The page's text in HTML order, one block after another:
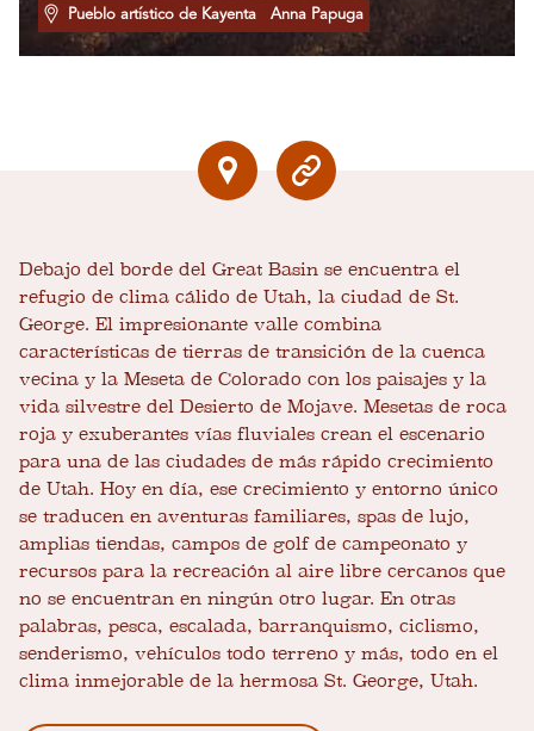
Pueblo artístico de Kayenta Anna Papuga
Debajo del borde del Great Basin se encuentra el
refugio de clima cálido de Utah, la ciudad de St.
George. El impresionante valle combina
características de tierras de transición de la cuenca
vecina y la Meseta de Colorado con los paisajes y la
vida silvestre del Desierto de Mojave. Mesetas de roca
roja y exuberantes vías fluviales crean el escenario
para una de las ciudades de más rápido crecimiento
de Utah. Hoy en día, ese crecimiento y entorno único
se traducen en aventuras familiares, spas de lujo,
amplias tiendas, campos de golf de campeonato y
recursos para la recreación al aire libre cercanos que
no se encuentran en ningún otro lugar. En otras
palabras, pesca, escalada, barranquismo, ciclismo,
senderismo, vehículos todo terreno y más, todo en el
clima inmejorable de la hermosa St. George, Utah.